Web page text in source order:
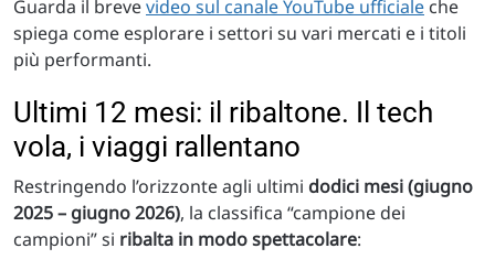
Guarda il brevevideo sul canale YouTube ufficiale che
spiega come esplorare i settori su vari mercati e i titoli
più performanti.
Ultimi 12 mesi: il ribaltone. Il tech
vola, i viaggi rallentano
Restringendo l’orizzonte agli ultimi dodici mesi (giugno
2025 – giugno 2026), la classifica “campione dei
campioni” si ribalta in modo spettacolare: